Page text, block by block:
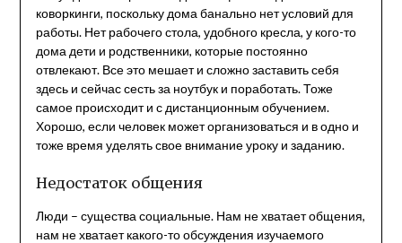
коворкинги, поскольку дома банально нет условий для
работы. Нет рабочего стола, удобного кресла, у кого-то
дома дети и родственники, которые постоянно
отвлекают. Все это мешает и сложно заставить себя
здесь и сейчас сесть за ноутбук и поработать. Тоже
самое происходит и с дистанционным обучением.
Хорошо, если человек может организоваться и в одно и
тоже время уделять свое внимание уроку и заданию.
Недостаток общения
Люди – существа социальные. Нам не хватает общения,
нам не хватает какого-то обсуждения изучаемого